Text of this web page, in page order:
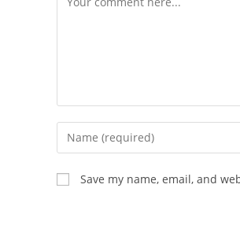
Save my name, email, and